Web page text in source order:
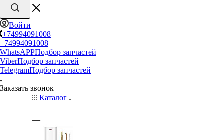
Войти
+74994091008
+74994091008
WhatsAPPПодбор запчастей
ViberПодбор запчастей
TelegramПодбор запчастей
Заказать звонок
Каталог